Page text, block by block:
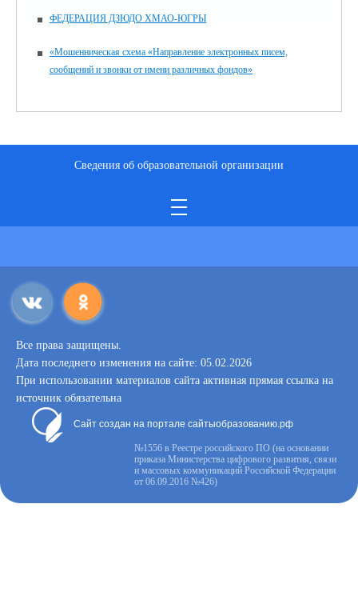
ФЕДЕРАЦИЯ ДЗЮДО ХМАО-ЮГРЫ
«Мошенническая схема «Направление электронных писем,
сообщений и звонки от имени различных фондов»
Сведения об образовательной организации
Все права защищены.
Дата последнего изменения на сайте: 05.02.2026
При использовании материалов сайта активная прямая ссылка на
источник обязательна
Сайт создан на портале сайтыобразованию.рф
№1556 в Реестре российского ПО (на основании
приказа Министерства цифрового развития, связи
и массовых коммуникаций Российской Федерации
от 06.09.2016 №426)